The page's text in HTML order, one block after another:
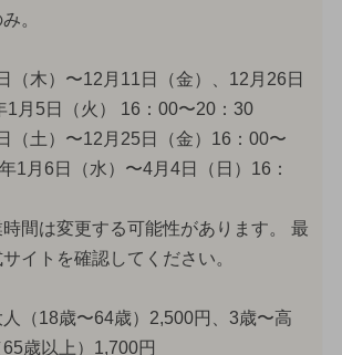
。
（木）〜12月11日（金）、12月26日
1月5日（火） 16：00〜20：30
（土）〜12月25日（金）16：00〜
1月6日（水）〜4月4日（日）16：
間は変更する可能性があります。 最
イトを確認してください。
（18歳〜64歳）2,500円、3歳〜高
歳以上）1,700円